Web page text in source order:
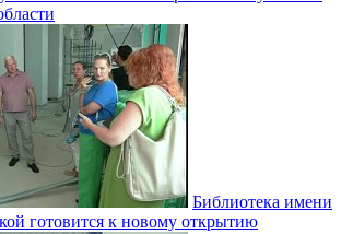
Библиотека имени
готовится к новому открытию